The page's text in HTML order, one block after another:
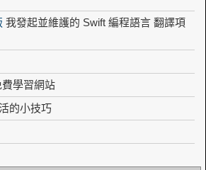
我發起並維護的 Swift 編程語言 翻譯項
學習網站
的小技巧